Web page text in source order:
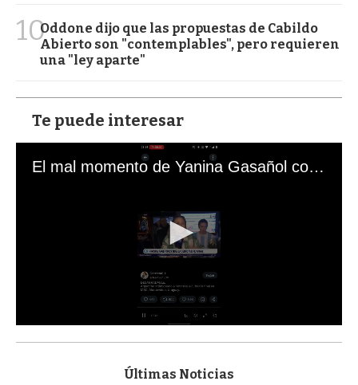
10Oddone dijo que las propuestas de Cabildo
Abierto son "contemplables", pero requieren
una "ley aparte"
Te puede interesar
El mal momento de Yanina Gasañol con un hincha argentino en "Subrayado"
s
Últimas Noticias